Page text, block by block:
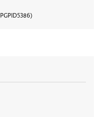
PGPID5386